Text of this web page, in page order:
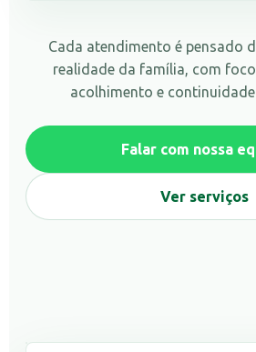
Cada atendimento é pensado
realidade da família, com
acolhimento e
Falar com nossa
Ver serviços